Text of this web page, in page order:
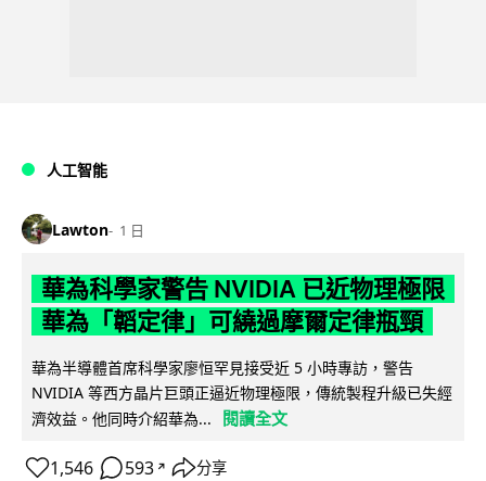
人工智能
Lawton 1 日
華為科學家警告 NVIDIA 已近物理極限
華為「韜定律」可繞過摩爾定律瓶頸
華為半導體首席科學家廖恒罕見接受近 5 小時專訪，警告
NVIDIA 等西方晶片巨頭正逼近物理極限，傳統製程升級已失經
濟效益。他同時介紹華為...
閱讀全文
1,546 593 ↗ 分享